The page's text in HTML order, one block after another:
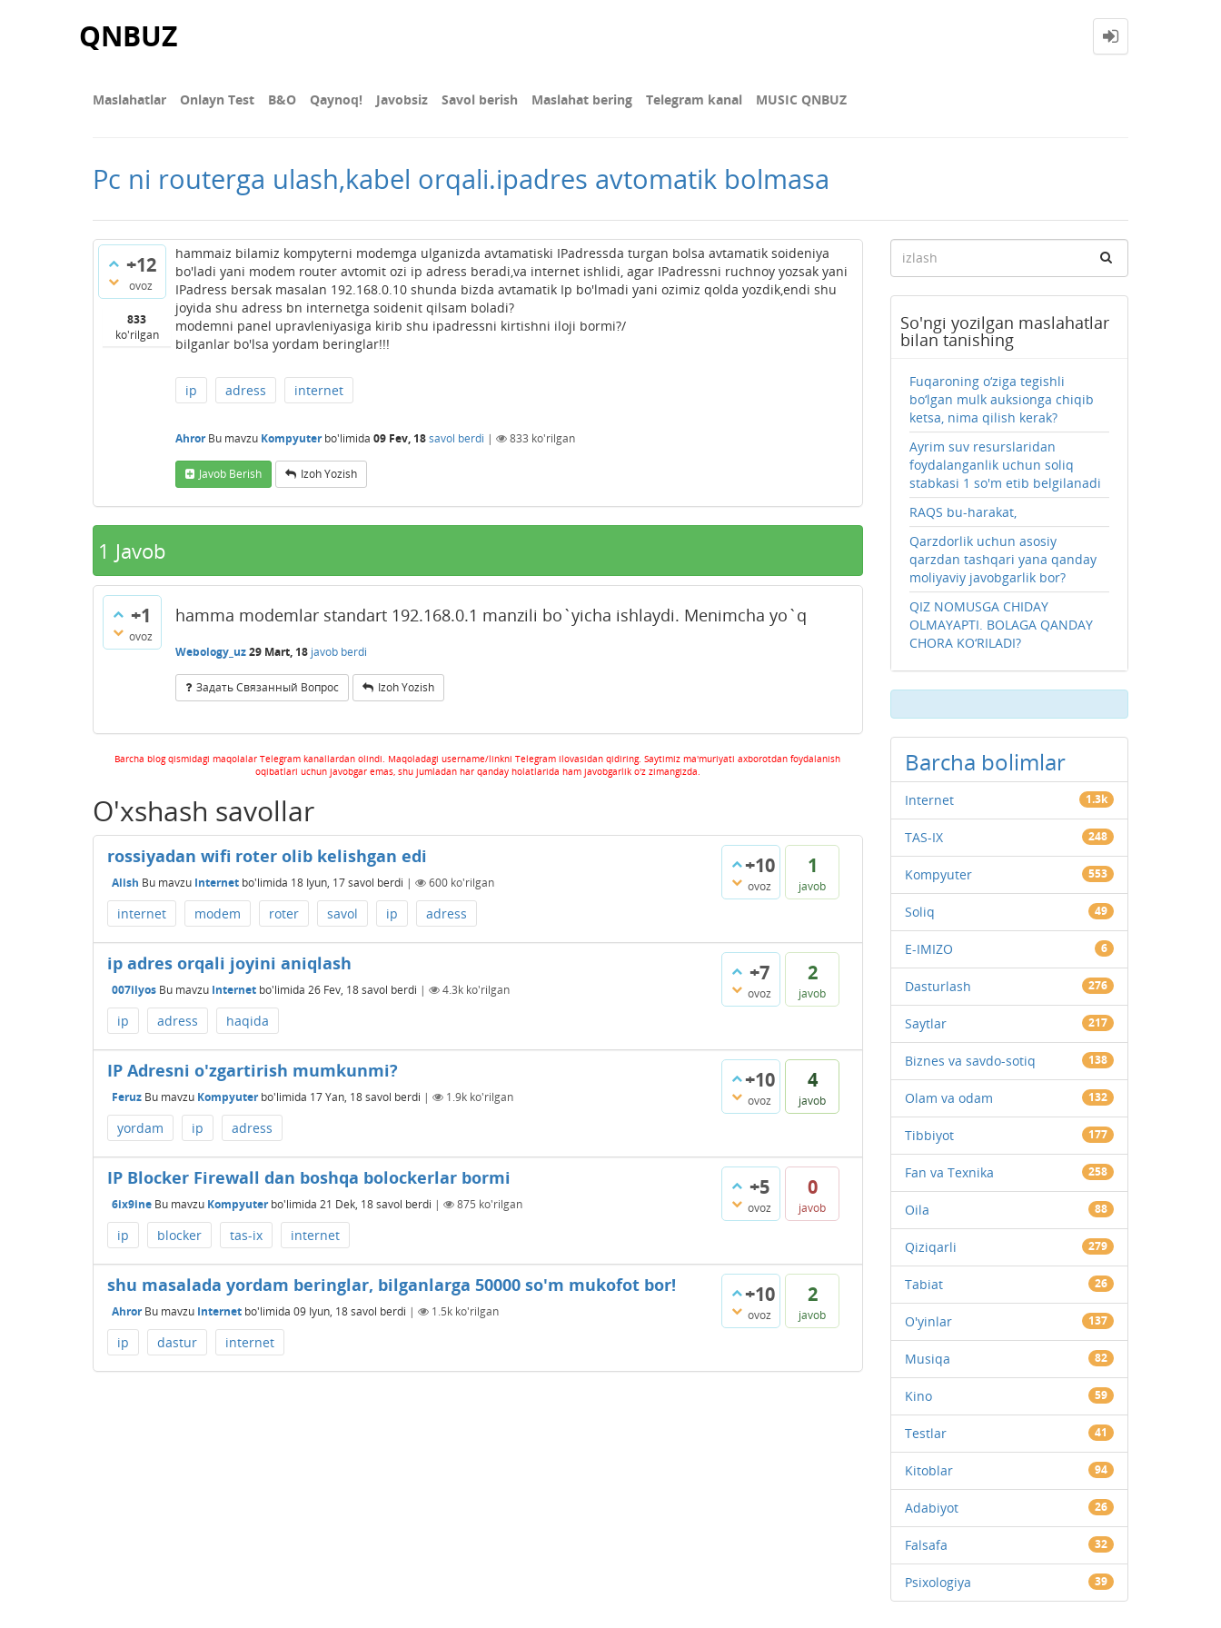
QNBUZ
Maslahatlar Onlayn Test В&О Qaynoq! Javobsiz Savol berish Maslahat bering Telegram kanal MUSIC QNBUZ
Pc ni routerga ulash,kabel orqali.ipadres avtomatik bolmasa
+12
ovoz
833
ko'rilgan
hammaiz bilamiz kompyterni modemga ulganizda avtamatiski IPadressda turgan bolsa avtamatik soideniya
bo'ladi yani modem router avtomit ozi ip adress beradi,va internet ishlidi, agar IPadressni ruchnoy yozsak yani
IPadress bersak masalan 192.168.0.10 shunda bizda avtamatik Ip bo'lmadi yani ozimiz qolda yozdik,endi shu
joyida shu adress bn internetga soidenit qilsam boladi?
modemni panel upravleniyasiga kirib shu ipadressni kirtishni iloji bormi?/
bilganlar bo'lsa yordam beringlar!!!
ip adress internet
Ahror Bu mavzu Kompyuterbo'limida 09 Fev, 18savol berdi | 833 ko'rilgan
Javob Berish Izoh Yozish
1 Javob
+1
ovoz
hamma modemlar standart 192.168.0.1 manzili bo`yicha ishlaydi. Menimcha yo`q
Webology_uz29 Mart, 18 javob berdi
Задать Связанный Вопрос Izoh Yozish
Barcha blog qismidagi maqolalar Telegram kanallardan olindi. Maqoladagi username/linkni Telegram ilovasidan qidiring. Saytimiz ma'muriyati axborotdan foydalanish
oqibatlari uchun javobgar emas, shu jumladan har qanday holatlarida ham javobgarlik o'z zimangizda.
O'xshash savollar
+10
ovoz
1
javob
rossiyadan wifi roter olib kelishgan edi
Alish Bu mavzu Internet bo'limida 18 Iyun, 17savol berdi | 600 ko'rilgan
internet modem roter savol ip adress
+7
ovoz
2
javob
ip adres orqali joyini aniqlash
007ilyos Bu mavzu Internet bo'limida 26 Fev, 18savol berdi | 4.3k ko'rilgan
ip adress haqida
+10
ovoz
4
javob
IP Adresni o'zgartirish mumkunmi?
Feruz Bu mavzu Kompyuterbo'limida 17 Yan, 18savol berdi | 1.9k ko'rilgan
yordam ip adress
+5
ovoz
0
javob
IP Blocker Firewall dan boshqa bolockerlar bormi
6ix9ine Bu mavzu Kompyuterbo'limida 21 Dek, 18savol berdi | 875 ko'rilgan
ip blocker tas-ix internet
+10
ovoz
2
javob
shu masalada yordam beringlar, bilganlarga 50000 so'm mukofot bor!
Ahror Bu mavzu Internet bo'limida 09 Iyun, 18savol berdi | 1.5k ko'rilgan
ip dastur internet
So'ngi yozilgan maslahatlar
bilan tanishing
Fuqaroning o‘ziga tegishli
bo‘lgan mulk auksionga chiqib
ketsa, nima qilish kerak?
Ayrim suv resurslaridan
foydalanganlik uchun soliq
stabkasi 1 so'm etib belgilanadi
RAQS bu-harakat,
Qarzdorlik uchun asosiy
qarzdan tashqari yana qanday
moliyaviy javobgarlik bor?
QIZ NOMUSGA CHIDAY
OLMAYAPTI. BOLAGA QANDAY
CHORA KO‘RILADI?
Barcha bolimlar
Internet 1.3k
TAS-IX 248
Kompyuter 553
Soliq 49
E-IMIZO 6
Dasturlash 276
Saytlar 217
Biznes va savdo-sotiq 138
Olam va odam 132
Tibbiyot 177
Fan va Texnika 258
Oila 88
Qiziqarli 279
Tabiat 26
O'yinlar 137
Musiqa 82
Kino 59
Testlar 41
Kitoblar 94
Adabiyot 26
Falsafa 32
Psixologiya 39